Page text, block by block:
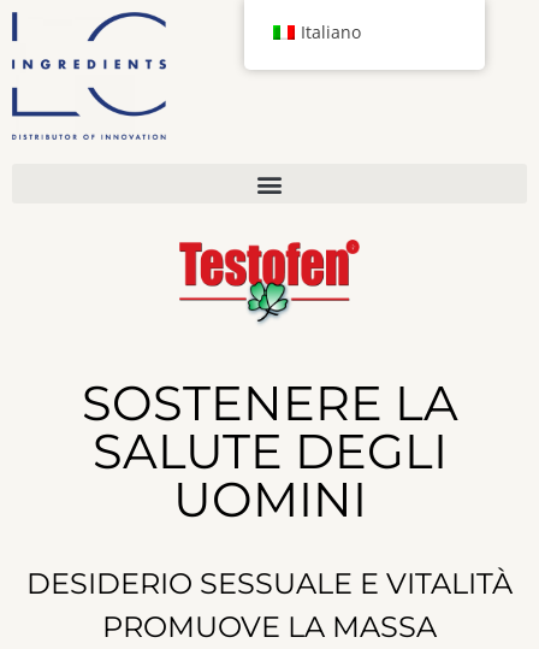
SOSTENERE LA
SALUTE DEGLI
UOMINI
DESIDERIO SESSUALE E VITALITÀ
PROMUOVE LA MASSA
Italiano